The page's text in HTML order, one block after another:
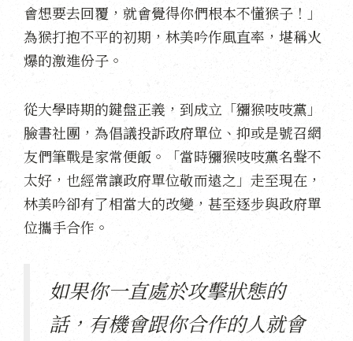
會想要去回覆，就會覺得你們根本不懂猴子！」
為猴打抱不平的初期，林美吟作風直率，堪稱火
爆的激進份子。
從大學時期的鍵盤正義，到成立「獼猴吱吱黨」
臉書社團，為倡議投訴政府單位、抑或是號召網
友們筆戰是家常便飯。「當時獼猴吱吱黨名聲不
太好，也經常讓政府單位敬而遠之」走至現在，
林美吟卻有了相當大的改變，甚至逐步與政府單
位攜手合作。
如果你一直處於攻擊狀態的
話，有機會跟你合作的人就會